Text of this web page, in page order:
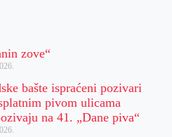
zove“
bašte ispraćeni pozivari
pivom ulicama
na 41. „Dane piva“